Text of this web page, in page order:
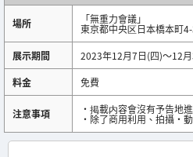
場所 「無重力會議」
東京都中央区日本橋本町
展示期間
2023年12月7日(四)～12
料金
免費
注意事項 ・掲載内容會沒有予告地
・除了商用利用、拍攝・